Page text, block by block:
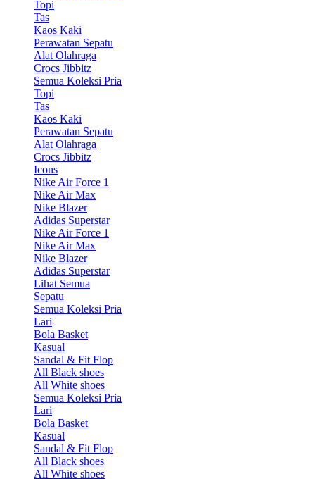
Topi
Tas
Kaos Kaki
Perawatan Sepatu
Alat Olahraga
Crocs Jibbitz
Semua Koleksi Pria
Topi
Tas
Kaos Kaki
Perawatan Sepatu
Alat Olahraga
Crocs Jibbitz
Icons
Nike Air Force 1
Nike Air Max
Nike Blazer
Adidas Superstar
Nike Air Force 1
Nike Air Max
Nike Blazer
Adidas Superstar
Lihat Semua
Sepatu
Semua Koleksi Pria
Lari
Bola Basket
Kasual
Sandal & Fit Flop
All Black shoes
All White shoes
Semua Koleksi Pria
Lari
Bola Basket
Kasual
Sandal & Fit Flop
All Black shoes
All White shoes